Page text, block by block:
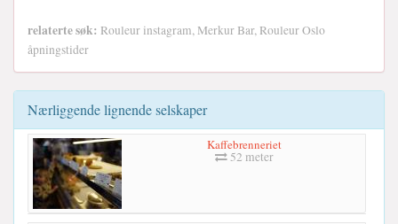
relaterte søk: Rouleur instagram, Merkur Bar, Rouleur Oslo
åpningstider
Nærliggende lignende selskaper
Kaffebrenneriet
52 meter